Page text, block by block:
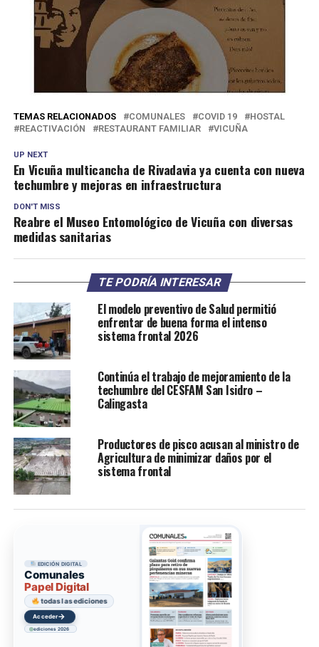
TEMAS RELACIONADOS COMUNALES COVID 19
HOSTAL
REACTIVACIÓN
RESTAURANT FAMILIAR VICUÑA
UP NEXT
En Vicuña multicancha de Rivadavia ya cuenta con nueva
techumbre y mejoras en infraestructura
DON'T MISS
Reabre el Museo Entomológico de Vicuña con diversas
medidas sanitarias
TE PODRÍA INTERESAR
El modelo preventivo de Salud permitió
enfrentar de buena forma el intenso
sistema frontal 2026
Continúa el trabajo de mejoramiento de la
techumbre del CESFAM San Isidro –
Calingasta
Productores de pisco acusan al ministro de
Agricultura de minimizar daños por el
sistema frontal
EDICIÓN DIGITAL
Comunales
Papel Digital
todas las ediciones
Acceder→
ediciones 2026